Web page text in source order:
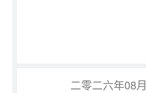
二零二六年08月